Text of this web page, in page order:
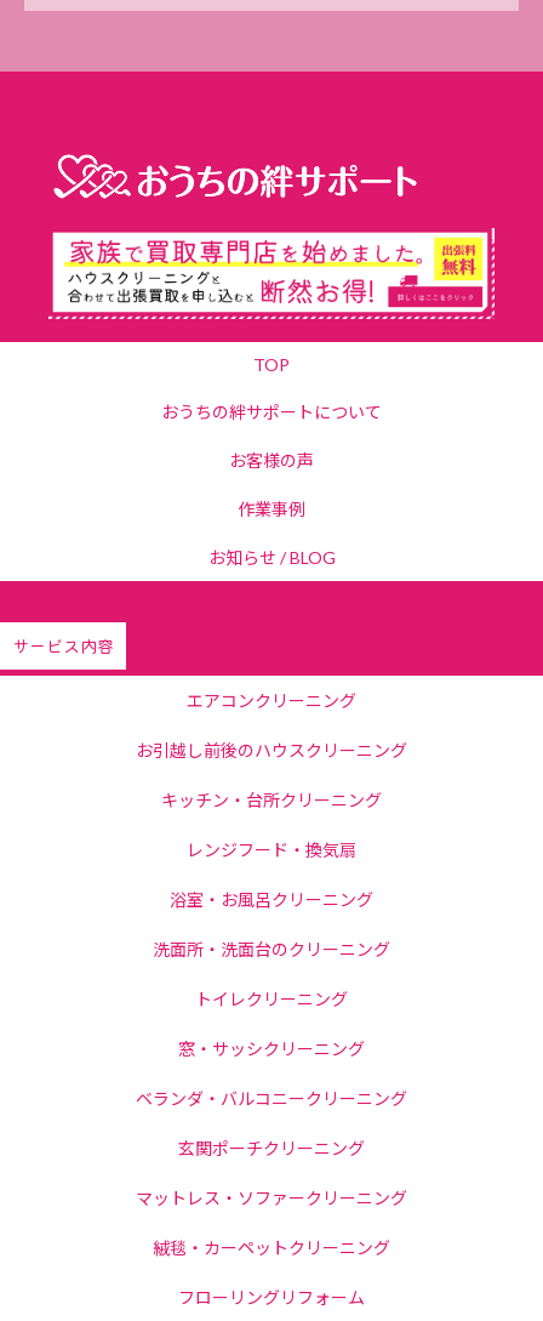
TOP
おうちの絆サポートについて
お客様の声
作業事例
お知らせ / BLOG
サービス内容
エアコンクリーニング
お引越し前後のハウスクリーニング
キッチン・台所クリーニング
レンジフード・換気扇
浴室・お風呂クリーニング
洗面所・洗面台のクリーニング
トイレクリーニング
窓・サッシクリーニング
ベランダ・バルコニークリーニング
玄関ポーチクリーニング
マットレス・ソファークリーニング
絨毯・カーペットクリーニング
フローリングリフォーム